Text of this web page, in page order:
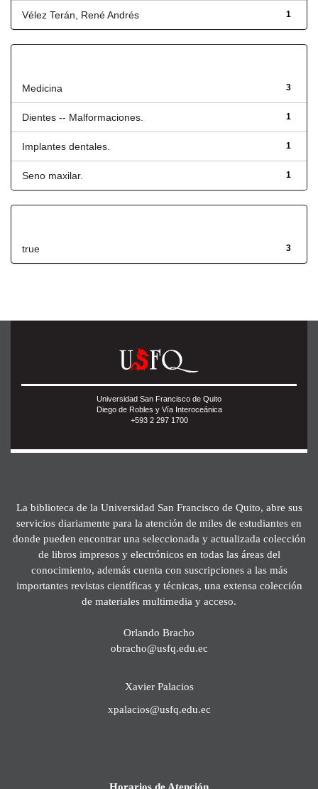
1
Vélez Terán, René Andrés
3
Medicina
1
Dientes -- Malformaciones.
1
Implantes dentales.
1
Seno maxilar.
3
true
Universidad San Francisco de Quito
Diego de Robles y Vía Interoceánica
+593 2 297 1700
La biblioteca de la Universidad San Francisco de Quito, abre sus
servicios diariamente para la atención de miles de estudiantes en
donde pueden encontrar una seleccionada y actualizada colección
de libros impresos y electrónicos en todas las áreas del
conocimiento, además cuenta con suscripciones a las más
importantes revistas científicas y técnicas, una extensa colección
de materiales multimedia y acceso.
Orlando Bracho
obracho@usfq.edu.ec
Xavier Palacios
xpalacios@usfq.edu.ec
Horarios de Atención